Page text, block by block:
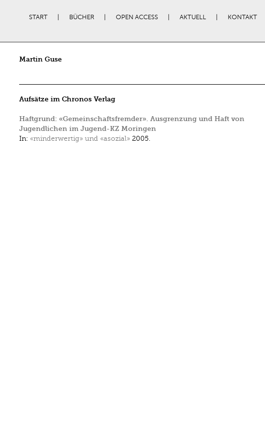
START BÜCHER OPEN ACCESS AKTUELL KONTAKT
Martin Guse
Aufsätze im Chronos Verlag
Haftgrund: «Gemeinschaftsfremder». Ausgrenzung und Haft von
Jugendlichen im Jugend-KZ Moringen
In: «minderwertig» und «asozial» 2005.